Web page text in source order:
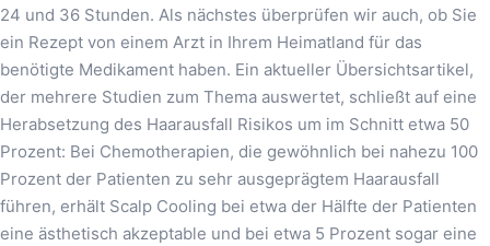
24 und 36 Stunden. Als nächstes überprüfen wir auch, ob Sie
ein Rezept von einem Arzt in Ihrem Heimatland für das
benötigte Medikament haben. Ein aktueller Übersichtsartikel,
der mehrere Studien zum Thema auswertet, schließt auf eine
Herabsetzung des Haarausfall Risikos um im Schnitt etwa 50
Prozent: Bei Chemotherapien, die gewöhnlich bei nahezu 100
Prozent der Patienten zu sehr ausgeprägtem Haarausfall
führen, erhält Scalp Cooling bei etwa der Hälfte der Patienten
eine ästhetisch akzeptable und bei etwa 5 Prozent sogar eine